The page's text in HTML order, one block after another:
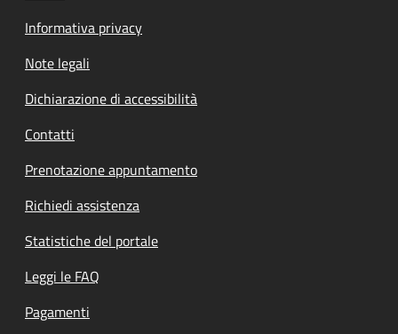
Informativa privacy
Note legali
Dichiarazione di accessibilità
Contatti
Prenotazione appuntamento
Richiedi assistenza
Statistiche del portale
Leggi le FAQ
Pagamenti